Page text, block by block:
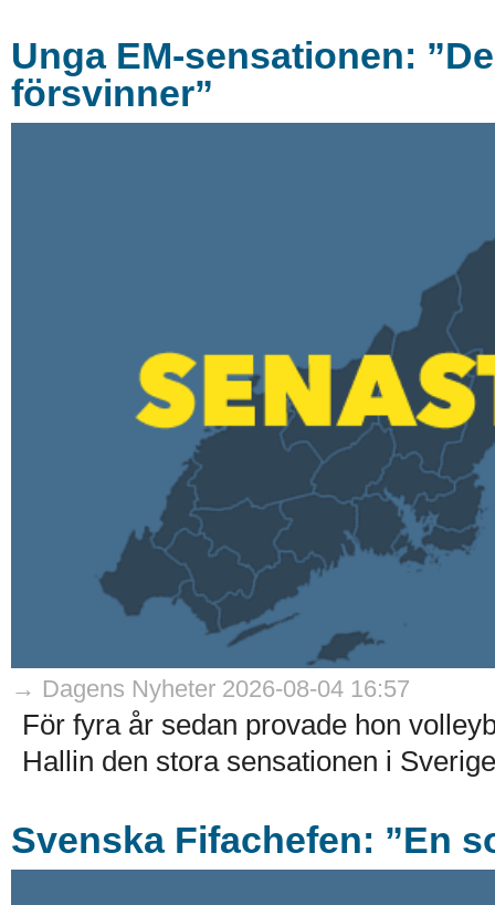
Unga EM-sensationen:
försvinner”
→ Dagens Nyheter 2026-08-04 16:57
För fyra år sedan provade hon
Hallin den stora sensationen i
Svenska Fifachefen: ”En